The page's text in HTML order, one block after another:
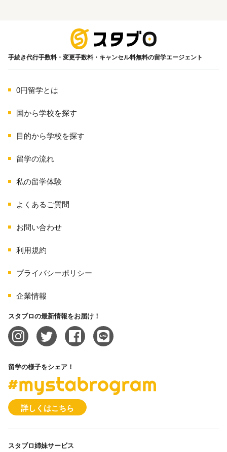
手続き代行手数料・変更手数料・キャンセル料無料の留学エージェント
0円留学とは
国から学校を探す
目的から学校を探す
留学の流れ
私の留学体験
よくあるご質問
お問い合わせ
利用規約
プライバシーポリシー
企業情報
スタブロの最新情報をお届け！
留学の様子をシェア！
詳しくはこちら
スタブロ姉妹サービス